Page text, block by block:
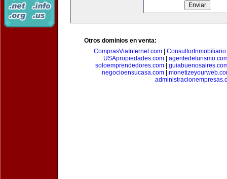
Otros dominios en venta:
ComprasViaInternet.com
USApropiedades.com|
soloemprendedores.com|
negocioensucasa.com